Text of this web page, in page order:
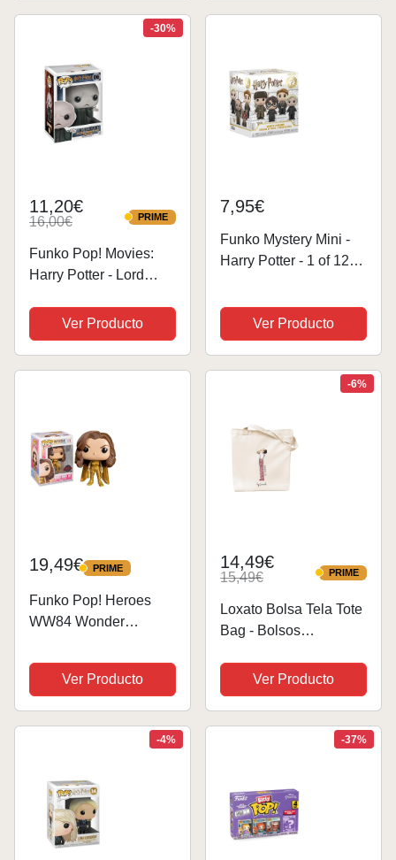
de Regalo - Mercancia
Oficial - Juguetes para
182 cm), Color Rojo
-30%
11,20€
16,00€ PRIME
PRIME
Funko Pop! Movies:
Harry Potter - Lord
Vinilo Coleccionable -
Idea de Regalo -
Mercancia Oficial -
Ver Producto
7,95€
Funko Mystery Mini -
Harry Potter - 1 of 12
Vary- Minifigura de
Vinilo Coleccionable -
Idea de Regalo -
Mercancia Oficial -
Ver Producto
19,49€ PRIME
PRIME
Funko Pop! Heroes
WW84 Wonder
Armor Exclusive
Ver Producto
-6%
14,49€
15,49€ PRIME
PRIME
Loxato Bolsa Tela Tote
Bag - Bolsos
Bolsas de Algodón
Natural 100%
Reutilizables - Extra
Ver Producto
-4% -37%